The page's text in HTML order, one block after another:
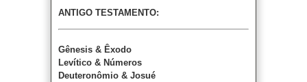
ANTIGO TESTAMENTO:
Gênesis & Êxodo
Levítico & Números
Deuteronômio & Josué